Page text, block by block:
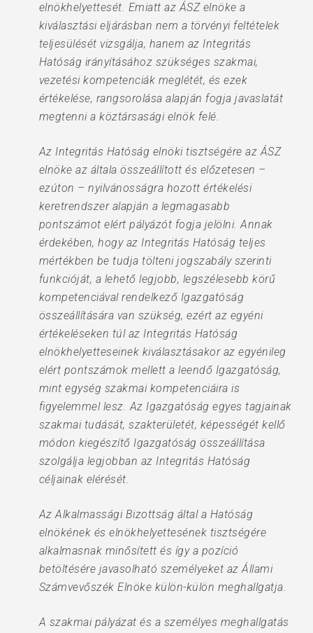
elnökhelyettesét. Emiatt az ÁSZ elnöke a
kiválasztási eljárásban nem a törvényi feltételek
teljesülését vizsgálja, hanem az Integritás
Hatóság irányításához szükséges szakmai,
vezetési kompetenciák meglétét, és ezek
értékelése, rangsorolása alapján fogja javaslatát
megtenni a köztársasági elnök felé.
Az Integritás Hatóság elnöki tisztségére az ÁSZ
elnöke az általa összeállított és előzetesen –
ezúton – nyilvánosságra hozott értékelési
keretrendszer alapján a legmagasabb
pontszámot elért pályázót fogja jelölni. Annak
érdekében, hogy az Integritás Hatóság teljes
mértékben be tudja tölteni jogszabály szerinti
funkcióját, a lehető legjobb, legszélesebb körű
kompetenciával rendelkező Igazgatóság
összeállítására van szükség, ezért az egyéni
értékeléseken túl az Integritás Hatóság
elnökhelyetteseinek kiválasztásakor az egyénileg
elért pontszámok mellett a leendő Igazgatóság,
mint egység szakmai kompetenciáira is
figyelemmel lesz. Az Igazgatóság egyes tagjainak
szakmai tudását, szakterületét, képességét kellő
módon kiegészítő Igazgatóság összeállítása
szolgálja legjobban az Integritás Hatóság
céljainak elérését.
Az Alkalmassági Bizottság által a Hatóság
elnökének és elnökhelyettesének tisztségére
alkalmasnak minősített és így a pozíció
betöltésére javasolható személyeket az Állami
Számvevőszék Elnöke külön-külön meghallgatja.
A szakmai pályázat és a személyes meghallgatás